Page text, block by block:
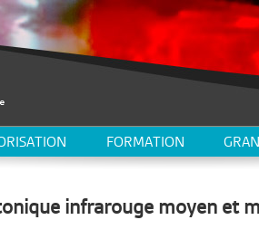
FORMATION
infrarouge moyen et